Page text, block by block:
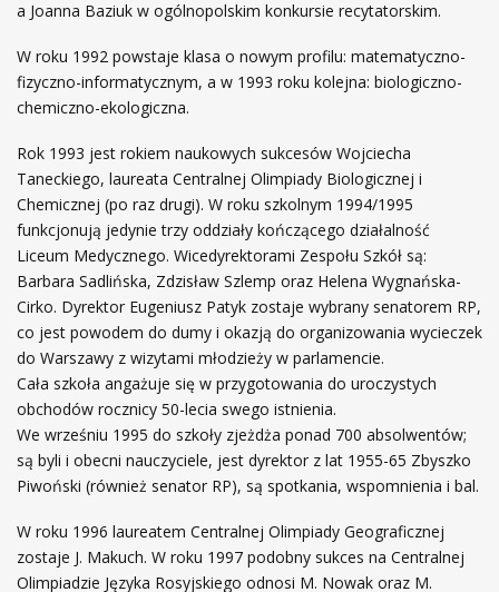
a Joanna Baziuk w ogólnopolskim konkursie recytatorskim.
W roku 1992 powstaje klasa o nowym profilu: matematyczno-
fizyczno-informatycznym, a w 1993 roku kolejna: biologiczno-
chemiczno-ekologiczna.
Rok 1993 jest rokiem naukowych sukcesów Wojciecha
Taneckiego, laureata Centralnej Olimpiady Biologicznej i
Chemicznej (po raz drugi). W roku szkolnym 1994/1995
funkcjonują jedynie trzy oddziały kończącego działalność
Liceum Medycznego. Wicedyrektorami Zespołu Szkół są:
Barbara Sadlińska, Zdzisław Szlemp oraz Helena Wygnańska-
Cirko. Dyrektor Eugeniusz Patyk zostaje wybrany senatorem RP,
co jest powodem do dumy i okazją do organizowania wycieczek
do Warszawy z wizytami młodzieży w parlamencie.
Cała szkoła angażuje się w przygotowania do uroczystych
obchodów rocznicy 50-lecia swego istnienia.
We wrześniu 1995 do szkoły zjeżdża ponad 700 absolwentów;
są byli i obecni nauczyciele, jest dyrektor z lat 1955-65 Zbyszko
Piwoński (również senator RP), są spotkania, wspomnienia i bal.
W roku 1996 laureatem Centralnej Olimpiady Geograficznej
zostaje J. Makuch. W roku 1997 podobny sukces na Centralnej
Olimpiadzie Języka Rosyjskiego odnosi M. Nowak oraz M.